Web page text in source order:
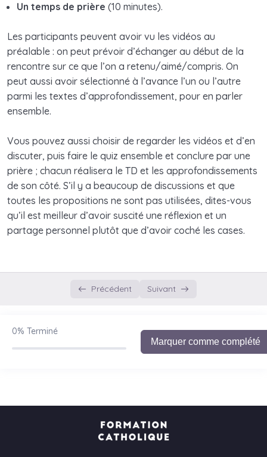
Un temps de prière (10 minutes).
Les participants peuvent avoir vu les vidéos au
préalable : on peut prévoir d’échanger au début de la
rencontre sur ce que l’on a retenu/aimé/compris. On
peut aussi avoir sélectionné à l’avance l’un ou l’autre
parmi les textes d’approfondissement, pour en parler
ensemble.
Vous pouvez aussi choisir de regarder les vidéos et d’en
discuter, puis faire le quiz ensemble et conclure par une
prière ; chacun réalisera le TD et les approfondissements
de son côté. S’il y a beaucoup de discussions et que
toutes les propositions ne sont pas utilisées, dites-vous
qu’il est meilleur d’avoir suscité une réflexion et un
partage personnel plutôt que d’avoir coché les cases.
Précédent Suivant
0% Terminé
Marquer comme complété